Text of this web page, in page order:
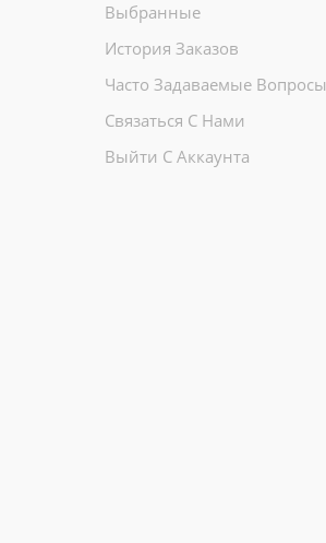
Выбранные
История Заказов
Часто Задаваемые Вопросы
Связаться С Нами
Выйти С Аккаунта